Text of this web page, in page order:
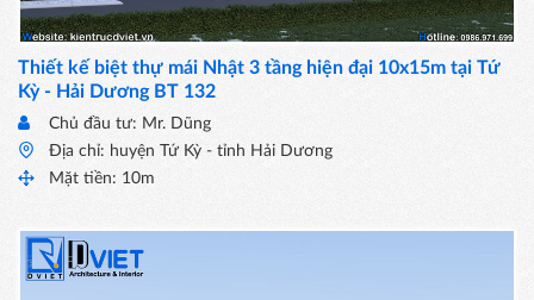
Thiết kế biệt thự mái Nhật 3 tầng hiện đại 10x15m tại Tứ
Kỳ - Hải Dương BT 132
Chủ đầu tư: Mr. Dũng
Địa chỉ: huyện Tứ Kỳ - tỉnh Hải Dương
Mặt tiền: 10m